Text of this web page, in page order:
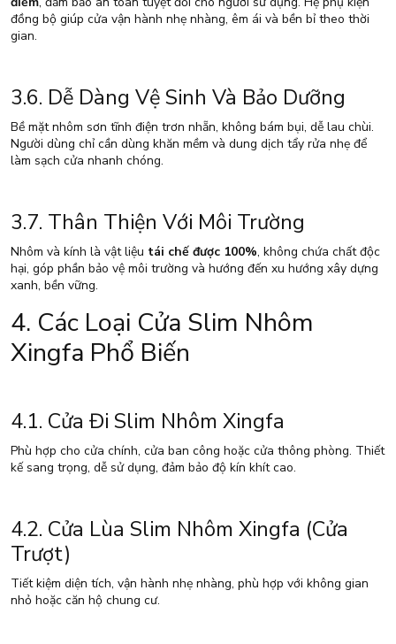
đồng bộ giúp cửa vận hành nhẹ nhàng, êm ái và bền bỉ theo thời
gian.
3.6. Dễ Dàng Vệ Sinh Và Bảo Dưỡng
Bề mặt nhôm sơn tĩnh điện trơn nhẵn, không bám bụi, dễ lau chùi.
Người dùng chỉ cần dùng khăn mềm và dung dịch tẩy rửa nhẹ để
làm sạch cửa nhanh chóng.
3.7. Thân Thiện Với Môi Trường
Nhôm và kính là vật liệu tái chế được 100%, không chứa chất độc
hại, góp phần bảo vệ môi trường và hướng đến xu hướng xây dựng
xanh, bền vững.
4. Các Loại Cửa Slim Nhôm
Xingfa Phổ Biến
4.1. Cửa Đi Slim Nhôm Xingfa
Phù hợp cho cửa chính, cửa ban công hoặc cửa thông phòng. Thiết
kế sang trọng, dễ sử dụng, đảm bảo độ kín khít cao.
4.2. Cửa Lùa Slim Nhôm Xingfa (Cửa
Trượt)
Tiết kiệm diện tích, vận hành nhẹ nhàng, phù hợp với không gian
nhỏ hoặc căn hộ chung cư.